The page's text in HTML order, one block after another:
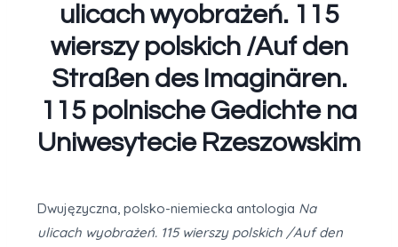
ulicach wyobrażeń. 115
wierszy polskich /Auf den
Straßen des Imaginären.
115 polnische Gedichte na
Uniwesytecie Rzeszowskim
Dwujęzyczna, polsko-niemiecka antologia Na
ulicach wyobrażeń. 115 wierszy polskich /Auf den